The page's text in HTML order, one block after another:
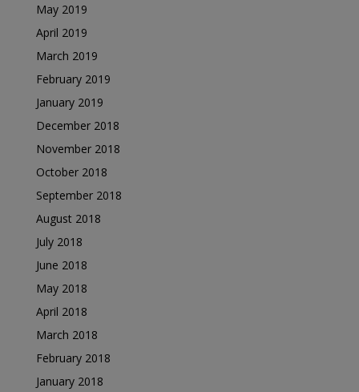
May 2019
April 2019
March 2019
February 2019
January 2019
December 2018
November 2018
October 2018
September 2018
August 2018
July 2018
June 2018
May 2018
April 2018
March 2018
February 2018
January 2018